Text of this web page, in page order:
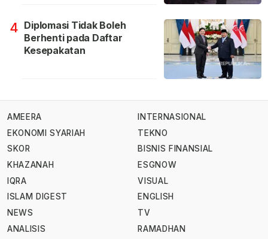
4 Diplomasi Tidak Boleh
Berhenti pada Daftar
Kesepakatan
AMEERA
EKONOMI SYARIAH
SKOR
KHAZANAH
IQRA
ISLAM DIGEST
NEWS
ANALISIS
INTERNASIONAL
TEKNO
BISNIS FINANSIAL
ESGNOW
VISUAL
ENGLISH
TV
RAMADHAN